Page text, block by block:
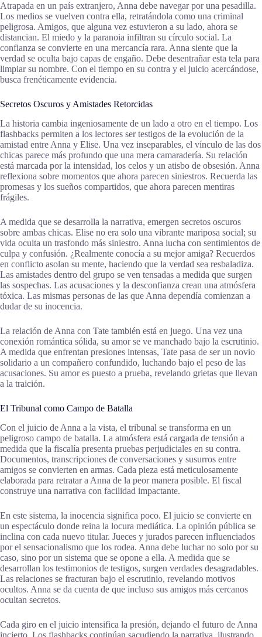
Atrapada en un país extranjero, Anna debe navegar por una pesadilla.
Los medios se vuelven contra ella, retratándola como una criminal
peligrosa. Amigos, que alguna vez estuvieron a su lado, ahora se
distancian. El miedo y la paranoia infiltran su círculo social. La
confianza se convierte en una mercancía rara. Anna siente que la
verdad se oculta bajo capas de engaño. Debe desentrañar esta tela para
limpiar su nombre. Con el tiempo en su contra y el juicio acercándose,
busca frenéticamente evidencia.
Secretos Oscuros y Amistades Retorcidas
La historia cambia ingeniosamente de un lado a otro en el tiempo. Los
flashbacks permiten a los lectores ser testigos de la evolución de la
amistad entre Anna y Elise. Una vez inseparables, el vínculo de las dos
chicas parece más profundo que una mera camaradería. Su relación
está marcada por la intensidad, los celos y un atisbo de obsesión. Anna
reflexiona sobre momentos que ahora parecen siniestros. Recuerda las
promesas y los sueños compartidos, que ahora parecen mentiras
frágiles.
A medida que se desarrolla la narrativa, emergen secretos oscuros
sobre ambas chicas. Elise no era solo una vibrante mariposa social; su
vida oculta un trasfondo más siniestro. Anna lucha con sentimientos de
culpa y confusión. ¿Realmente conocía a su mejor amiga? Recuerdos
en conflicto asolan su mente, haciendo que la verdad sea resbaladiza.
Las amistades dentro del grupo se ven tensadas a medida que surgen
las sospechas. Las acusaciones y la desconfianza crean una atmósfera
tóxica. Las mismas personas de las que Anna dependía comienzan a
dudar de su inocencia.
La relación de Anna con Tate también está en juego. Una vez una
conexión romántica sólida, su amor se ve manchado bajo la escrutinio.
A medida que enfrentan presiones intensas, Tate pasa de ser un novio
solidario a un compañero confundido, luchando bajo el peso de las
acusaciones. Su amor es puesto a prueba, revelando grietas que llevan
a la traición.
El Tribunal como Campo de Batalla
Con el juicio de Anna a la vista, el tribunal se transforma en un
peligroso campo de batalla. La atmósfera está cargada de tensión a
medida que la fiscalía presenta pruebas perjudiciales en su contra.
Documentos, transcripciones de conversaciones y susurros entre
amigos se convierten en armas. Cada pieza está meticulosamente
elaborada para retratar a Anna de la peor manera posible. El fiscal
construye una narrativa con facilidad impactante.
En este sistema, la inocencia significa poco. El juicio se convierte en
un espectáculo donde reina la locura mediática. La opinión pública se
inclina con cada nuevo titular. Jueces y jurados parecen influenciados
por el sensacionalismo que los rodea. Anna debe luchar no solo por su
caso, sino por un sistema que se opone a ella. A medida que se
desarrollan los testimonios de testigos, surgen verdades desagradables.
Las relaciones se fracturan bajo el escrutinio, revelando motivos
ocultos. Anna se da cuenta de que incluso sus amigos más cercanos
ocultan secretos.
Cada giro en el juicio intensifica la presión, dejando el futuro de Anna
incierto. Los flashbacks continúan sacudiendo la narrativa, ilustrando